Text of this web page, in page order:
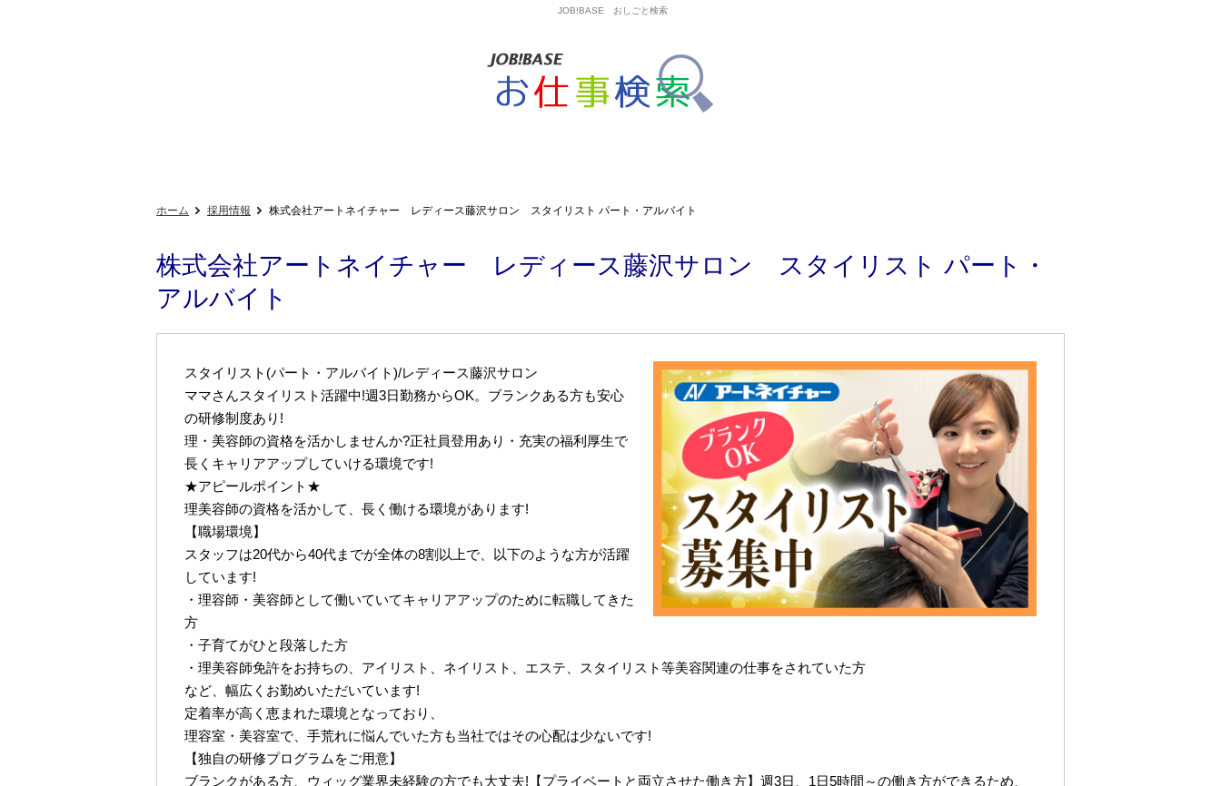
JOB!BASE おしごと検索
ホーム 採用情報 株式会社アートネイチャー レディース藤沢サロン スタイリスト パート・アルバイト
株式会社アートネイチャー レディース藤沢サロン スタイリスト パート・
アルバイト
スタイリスト(パート・アルバイト)/レディース藤沢サロン
ママさんスタイリスト活躍中!週3日勤務からOK。ブランクある方も安心
の研修制度あり!
理・美容師の資格を活かしませんか?正社員登用あり・充実の福利厚生で
長くキャリアアップしていける環境です!
★アピールポイント★
理美容師の資格を活かして、長く働ける環境があります!
【職場環境】
スタッフは20代から40代までが全体の8割以上で、以下のような方が活躍
しています!
・理容師・美容師として働いていてキャリアアップのために転職してきた
方
・子育てがひと段落した方
・理美容師免許をお持ちの、アイリスト、ネイリスト、エステ、スタイリスト等美容関連の仕事をされていた方
など、幅広くお勤めいただいています!
定着率が高く恵まれた環境となっており、
理容室・美容室で、手荒れに悩んでいた方も当社ではその心配は少ないです!
【独自の研修プログラムをご用意】
ブランクがある方、ウィッグ業界未経験の方でも大丈夫!【プライベートと両立させた働き方】週3日、1日5時間～の働き方ができるため、